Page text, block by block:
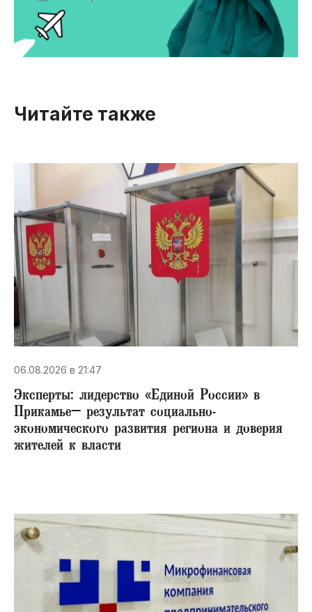
Читайте также
06.08.2026 в 21:47
Эксперты: лидерство «Единой России» в
Прикамье– результат социально-
экономического развития региона и доверия
жителей к власти